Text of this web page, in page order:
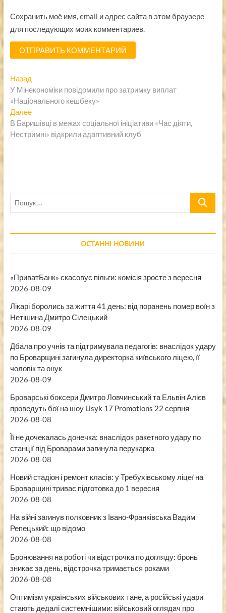
Сохранить моё имя, email и адрес сайта в этом браузере
для последующих моих комментариев.
Навигация
по
записям
НазадПредыдущая
запись:
У Мінекономіки повідомили про затримку виплат
«Національного кешбеку»
ДалееСледующая
запись:
В Баришівці в межах соціальної ініціативи «Час діяти,
Нестримні» відкрили адаптивний клуб
Пошук
ОСТАННІ НОВИНИ
«ПриватБанк» скасовує пільги: комісія зросте з вересня
2026-08-09
Лікарі боролись за життя 41 день: від поранень помер воїн з
Нетішина Дмитро Сілецький
2026-08-09
Дбала про учнів та підтримувала педагогів: внаслідок удару
по Броварщині загинула директорка київського ліцею, її
чоловік та онук
2026-08-09
Броварські боксери Дмитро Ловчинський та Ельвін Алієв
проведуть бої на шоу Usyk 17 Promotions 22 серпня
2026-08-08
Її не дочекалась донечка: внаслідок ракетного удару по
станції під Броварами загинула перукарка
2026-08-08
Новий стадіон і ремонт класів: у Требухівському ліцеї на
Броварщині триває підготовка до 1 вересня
2026-08-08
На війні загинув полковник з Івано-Франківська Вадим
Репецький: що відомо
2026-08-08
Бронювання на роботі чи відстрочка по догляду: бронь
зникає за день, відстрочка тримається роками
2026-08-08
Оптимізм українських військових тане, а російські удари
стають дедалі системнішими: військовий оглядач про